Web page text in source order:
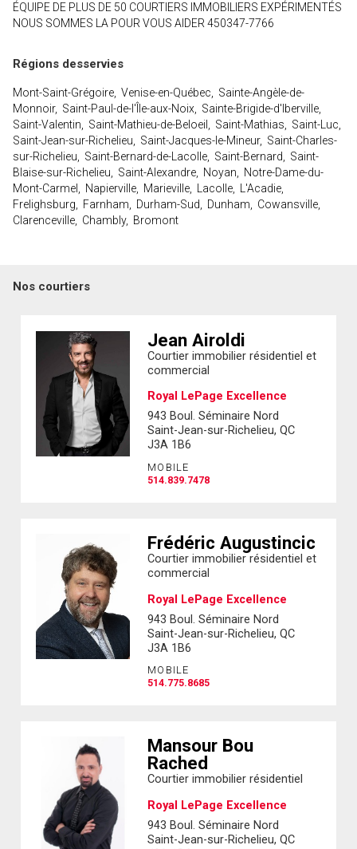
ÉQUIPE DE PLUS DE 50 COURTIERS IMMOBILIERS EXPÉRIMENTÉS
NOUS SOMMES LA POUR VOUS AIDER 450347-7766
Régions desservies
Mont-Saint-Grégoire, Venise-en-Québec, Sainte-Angèle-de-
Monnoir, Saint-Paul-de-l'Île-aux-Noix, Sainte-Brigide-d'Iberville,
Saint-Valentin, Saint-Mathieu-de-Beloeil, Saint-Mathias, Saint-Luc,
Saint-Jean-sur-Richelieu, Saint-Jacques-le-Mineur, Saint-Charles-
sur-Richelieu, Saint-Bernard-de-Lacolle, Saint-Bernard, Saint-
Blaise-sur-Richelieu, Saint-Alexandre, Noyan, Notre-Dame-du-
Mont-Carmel, Napierville, Marieville, Lacolle, L'Acadie,
Frelighsburg, Farnham, Durham-Sud, Dunham, Cowansville,
Clarenceville, Chambly, Bromont
Nos courtiers
Jean Airoldi
Courtier immobilier résidentiel et
commercial
Royal LePage Excellence
943 Boul. Séminaire Nord
Saint-Jean-sur-Richelieu, QC
J3A 1B6
MOBILE
514.839.7478
Frédéric Augustincic
Courtier immobilier résidentiel et
commercial
Royal LePage Excellence
943 Boul. Séminaire Nord
Saint-Jean-sur-Richelieu, QC
J3A 1B6
MOBILE
514.775.8685
Mansour Bou
Rached
Courtier immobilier résidentiel
Royal LePage Excellence
943 Boul. Séminaire Nord
Saint-Jean-sur-Richelieu, QC